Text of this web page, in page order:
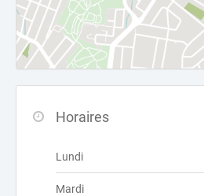
Horaires
Lundi
Mardi